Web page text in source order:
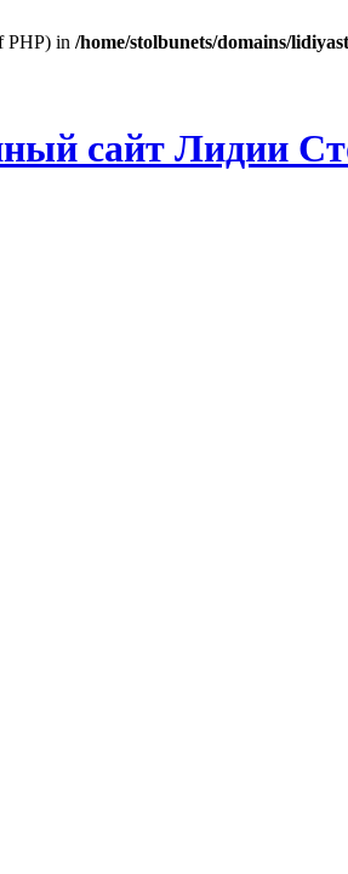
PHP) in /home/stolbunets/domains/
сайт Лидии